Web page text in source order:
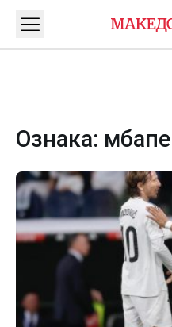
Ознака: мбапе